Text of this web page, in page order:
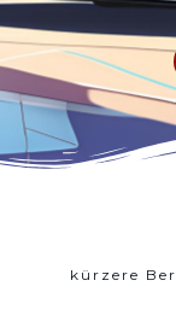
kürzere